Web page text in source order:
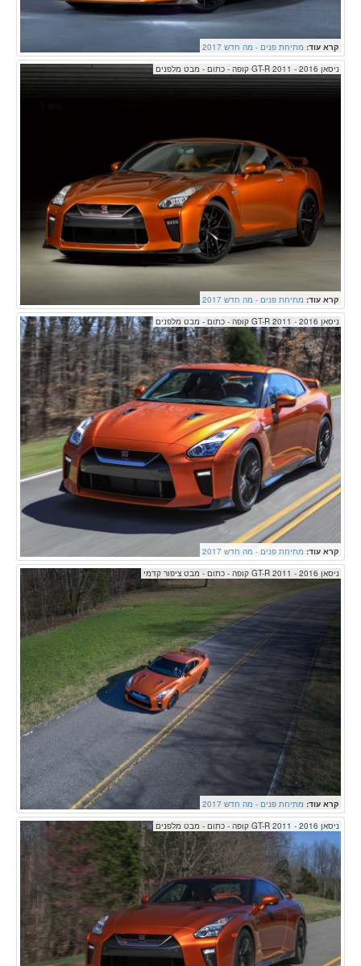
קרא עוד: מתיחת פנים - מה חדש 2017
ניסאן GT-R 2011 - 2016 קופה - כתום - מבט מלפנים
קרא עוד: מתיחת פנים - מה חדש 2017
ניסאן GT-R 2011 - 2016 קופה - כתום - מבט מלפנים
קרא עוד: מתיחת פנים - מה חדש 2017
ניסאן GT-R 2011 - 2016 קופה - כתום - מבט ציפור קדמי
קרא עוד: מתיחת פנים - מה חדש 2017
ניסאן GT-R 2011 - 2016 קופה - כתום - מבט מלפנים